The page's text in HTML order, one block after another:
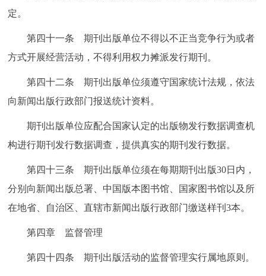
定。
第四十一条 期刊出版单位不得以不正当竞争行为或者
方式开展经营活动，不得利用权力摊派发行期刊。
第四十二条 期刊出版单位须遵守国家统计法规，依法
向新闻出版行政部门报送统计资料。
期刊出版单位应配合国家认定的出版物发行数据调查机
构进行期刊发行数据调查，提供真实的期刊发行数据。
第四十三条 期刊出版单位须在每期期刊出版30日内，
分别向新闻出版总署、中国版本图书馆、国家图书馆以及所
在地省、自治区、直辖市新闻出版行政部门缴送样刊3本。
第四章 监督管理
第四十四条 期刊出版活动的监督管理实行属地原则。